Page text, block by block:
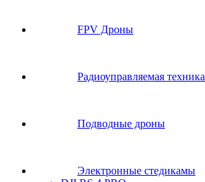
FPV Дроны
Радиоуправляемая техника
Подводные дроны
Электронные стедикамы